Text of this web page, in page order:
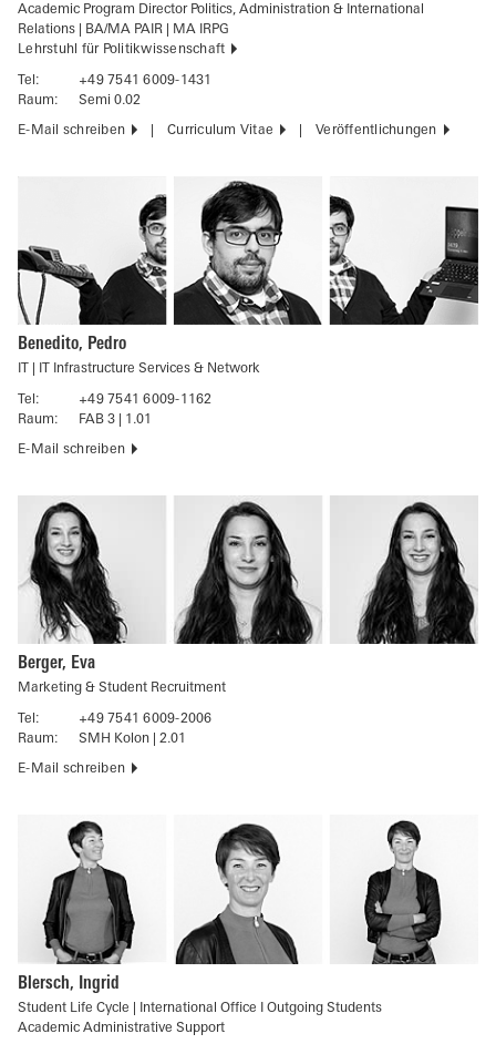
Academic Program Director Politics, Administration & International
Relations | BA/MA PAIR | MA IRPG
Lehrstuhl für Politikwissenschaft
Tel:
+49 7541 6009-1431
Raum:
Semi 0.02
E-Mail schreiben Curriculum Vitae Veröffentlichungen
Benedito, Pedro
IT | IT Infrastructure Services & Network
Tel:
+49 7541 6009-1162
Raum:
FAB 3 | 1.01
E-Mail schreiben
Berger, Eva
Marketing & Student Recruitment
Tel:
+49 7541 6009-2006
Raum:
SMH Kolon | 2.01
E-Mail schreiben
Blersch, Ingrid
Student Life Cycle | International Office I Outgoing Students
Academic Administrative Support